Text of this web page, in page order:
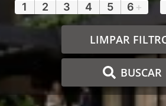
1 2 3 4 5 6 +
LIMPAR
BUSCAR